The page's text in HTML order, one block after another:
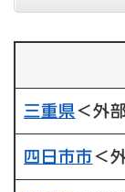
三重県＜外
四日市市＜